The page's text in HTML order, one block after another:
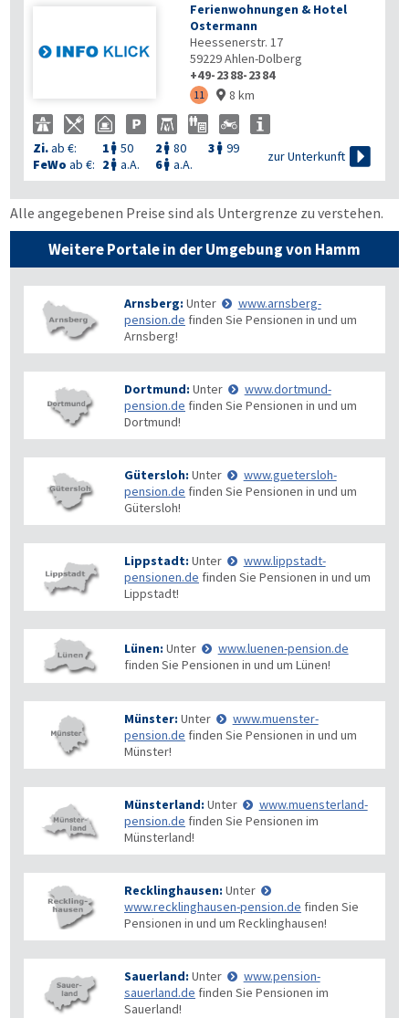
Ferienwohnungen & Hotel
Ostermann
Heessenerstr. 17
59229Ahlen-Dolberg
+49-2388-2384
11  8 km
Zi.ab €: 1  50 2  80 3  99
FeWo ab €: 2  a.A. 6 a.A.
zur Unterkunft 
Alle angegebenen Preise sind als Untergrenze zu verstehen.
Weitere Portale in der Umgebung von Hamm
Arnsberg: Unter
www.arnsberg-
pension.de finden Sie Pensionen in und um
Arnsberg!
Dortmund: Unter
www.dortmund-
pension.de finden Sie Pensionen in und um
Dortmund!
Gütersloh: Unter
www.guetersloh-
pension.de finden Sie Pensionen in und um
Gütersloh!
Lippstadt: Unter
www.lippstadt-
pensionen.de finden Sie Pensionen in und um
Lippstadt!
Lünen: Unter
www.luenen-pension.de
finden Sie Pensionen in und um Lünen!
Münster: Unter
www.muenster-
pension.de finden Sie Pensionen in und um
Münster!
Münsterland: Unter
www.muensterland-
pension.de finden Sie Pensionen im
Münsterland!
Recklinghausen: Unter
www.recklinghausen-pension.de finden Sie
Pensionen in und um Recklinghausen!
Sauerland: Unter
www.pension-
sauerland.de finden Sie Pensionen im
Sauerland!